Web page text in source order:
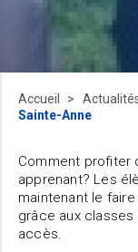
Accueil
Sainte-Anne
Comment profiter
apprenant? Les
maintenant le
grâce aux
accès.